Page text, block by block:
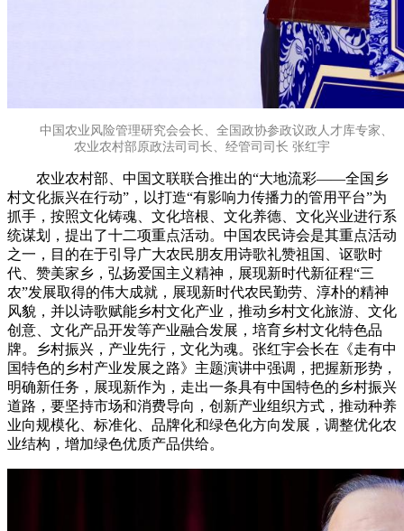
中国农业风险管理研究会会长、全国政协参政议政人才库专家、
农业农村部原政法司司长、经管司司长 张红宇
农业农村部、中国文联联合推出的“大地流彩——全国乡
村文化振兴在行动”，以打造“有影响力传播力的管用平台”为
抓手，按照文化铸魂、文化培根、文化养德、文化兴业进行系
统谋划，提出了十二项重点活动。中国农民诗会是其重点活动
之一，目的在于引导广大农民朋友用诗歌礼赞祖国、讴歌时
代、赞美家乡，弘扬爱国主义精神，展现新时代新征程“三
农”发展取得的伟大成就，展现新时代农民勤劳、淳朴的精神
风貌，并以诗歌赋能乡村文化产业，推动乡村文化旅游、文化
创意、文化产品开发等产业融合发展，培育乡村文化特色品
牌。乡村振兴，产业先行，文化为魂。张红宇会长在《走有中
国特色的乡村产业发展之路》主题演讲中强调，把握新形势，
明确新任务，展现新作为，走出一条具有中国特色的乡村振兴
道路，要坚持市场和消费导向，创新产业组织方式，推动种养
业向规模化、标准化、品牌化和绿色化方向发展，调整优化农
业结构，增加绿色优质产品供给。